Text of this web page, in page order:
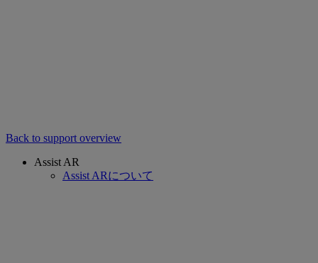
Back to support overview
Assist AR
Assist ARについて